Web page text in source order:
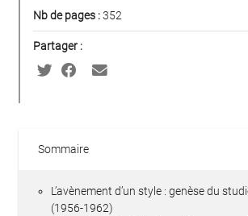
Nb de pages :352
Partager :
Sommaire
L’avènement d’un style : genèse du
(1956-1962)